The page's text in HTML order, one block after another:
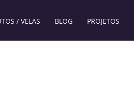
/ VELAS BLOG PROJETOS